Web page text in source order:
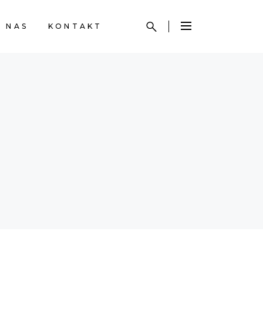
NAS KONTAKT